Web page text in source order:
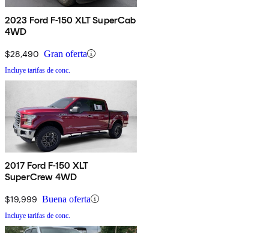
2023 Ford F-150 XLT SuperCab
4WD
$28,490 Gran oferta
Incluye tarifas de conc.
2017 Ford F-150 XLT
SuperCrew 4WD
$19,999 Buena oferta
Incluye tarifas de conc.